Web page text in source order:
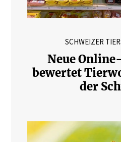
SCHWEIZER
Neue
bewertet
der